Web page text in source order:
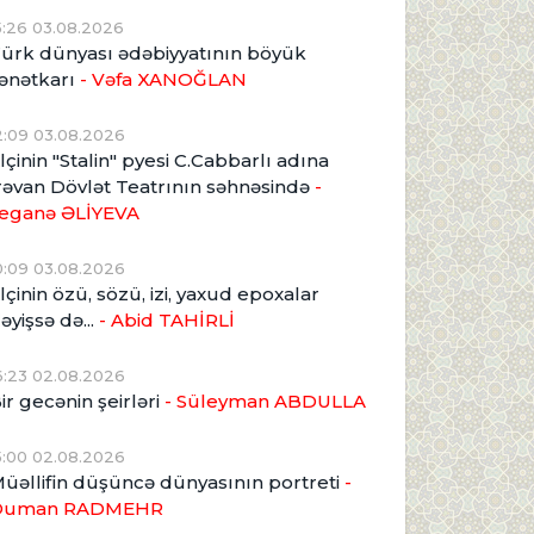
03.08.2026
dünyası ədəbiyyatının böyük
- Vəfa XANOĞLAN
03.08.2026
"Stalin" pyesi C.Cabbarlı adına
Dövlət Teatrının səhnəsində -
ƏLİYEVA
03.08.2026
özü, sözü, izi, yaxud epoxalar
də... - Abid TAHİRLİ
02.08.2026
gecənin şeirləri - Süleyman ABDULLA
02.08.2026
düşüncə dünyasının portreti -
RADMEHR